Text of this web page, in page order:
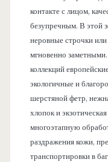
контакте с лицом,
безупречным. В этой
неровные строчки
мгновенно
коллекций
экологичные и
шерстяной фетр,
хлопок и
многоэтапную
раздражения кожи,
транспортировки в